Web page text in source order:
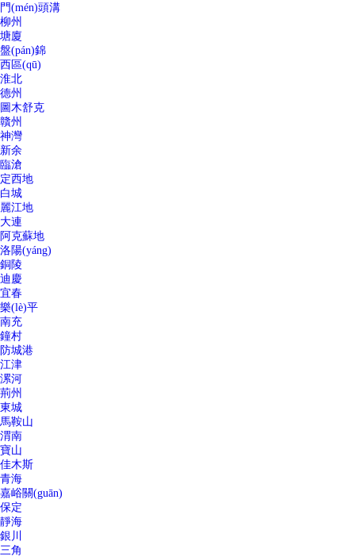
門(mén)頭溝
柳州
塘廈
盤(pán)錦
西區(qū)
淮北
德州
圖木舒克
贛州
神灣
新余
臨滄
定西地
白城
麗江地
大連
阿克蘇地
洛陽(yáng)
銅陵
迪慶
宜春
樂(lè)平
南充
鐘村
防城港
江津
漯河
荊州
東城
馬鞍山
渭南
寶山
佳木斯
青海
嘉峪關(guān)
保定
靜海
銀川
三角